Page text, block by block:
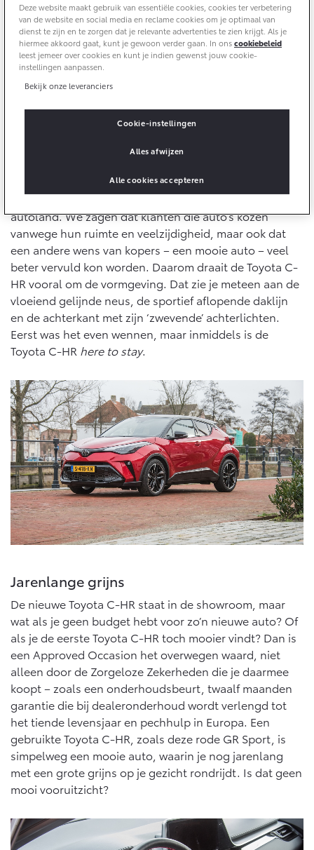
Corolla Cross
HYBRIDE
Toyota C-HR
OOK ALS PLUG-IN
HYBRIDE
Toyota C-HR+
Vanaf € 37.995,-
RAV4
Vanaf € 49.995,-
bZ4X
Vanaf € 39.995,- Vanaf € 48.995,-
Mirai
WATERSTOF-ELEKTRISCH
Vanaf € 76.695,-
Proace City (excl. BTW)
OOK ALS BATTERIJ-
ELEKTRISCH
Vanaf € 27.945,-
Proace (excl. BTW)
OOK ALS BATTERIJ-
ELEKTRISCH
Vanaf € 37.500,-
Proace Verso
BATTERIJ-ELEKTRISCH
Proace Max (excl. BTW)
Hilux (excl. BTW)
Toyota fabrieksgarantie
Onderdelen & Accessoires
Connected
Connected Services
MyToyota login
MyToyota App
Abonnementen
Multimedia
Connected check
Navigatie updates
Energie en slim laden
Verzekeren
Toyota Autoverzekering
Bedrijfswagens
Bedrijfswagens op maat
Financieren of leasen
Verzekeren
nog nooit. Toen Toyota de C-HR in 2016 voorstelde,
waren ‘crossovers’ met afstand de grootste trend in
autoland. We zagen dat klanten die auto’s kozen
vanwege hun ruimte en veelzijdigheid, maar ook dat
een andere wens van kopers – een mooie auto – veel
beter vervuld kon worden. Daarom draait de Toyota C-
HR vooral om de vormgeving. Dat zie je meteen aan de
vloeiend gelijnde neus, de sportief aflopende daklijn
en de achterkant met zijn ‘zwevende’ achterlichten.
Eerst was het even wennen, maar inmiddels is de
Toyota C-HR here to stay.
Jarenlange grijns
De nieuwe Toyota C-HR staat in de showroom, maar
wat als je geen budget hebt voor zo’n nieuwe auto? Of
als je de eerste Toyota C-HR toch mooier vindt? Dan is
een Approved Occasion het overwegen waard, niet
alleen door de Zorgeloze Zekerheden die je daarmee
koopt – zoals een onderhoudsbeurt, twaalf maanden
garantie die bij dealeronderhoud wordt verlengd tot
het tiende levensjaar en pechhulp in Europa. Een
gebruikte Toyota C-HR, zoals deze rode GR Sport, is
simpelweg een mooie auto, waarin je nog jarenlang
met een grote grijns op je gezicht rondrijdt. Is dat geen
mooi vooruitzicht?
Deze website maakt gebruik van essentiële cookies, cookies ter verbetering
van de website en social media en reclame cookies om je optimaal van
dienst te zijn en te zorgen dat je relevante advertenties te zien krijgt. Als je
hiermee akkoord gaat, kunt je gewoon verder gaan. In onscookiebeleid
leest jemeer over cookies en kunt je indien gewenst jouw cookie-
instellingen aanpassen.
Bekijk onze leveranciers
Cookie-instellingen
Alles afwijzen
Alle cookies accepteren